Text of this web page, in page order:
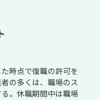
時点で復職の許可を
の多くは、職場のス
。休職期間中は職場